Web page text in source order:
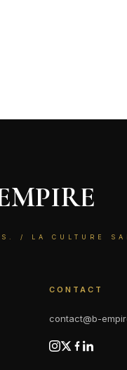
/ LA CULTURE
CONTACT
contact@b-